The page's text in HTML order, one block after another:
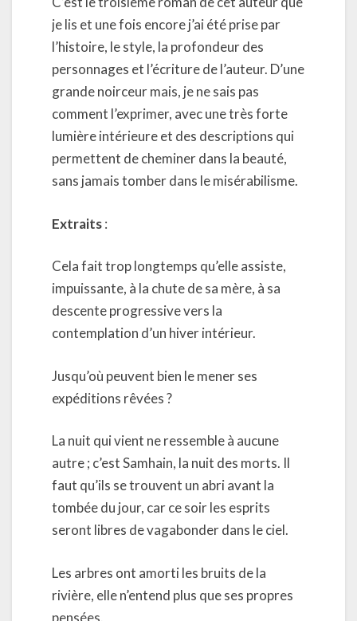
je lis et une fois encore j’ai été prise par
l’histoire, le style, la profondeur des
personnages et l’écriture de l’auteur. D’une
grande noirceur mais, je ne sais pas
comment l’exprimer, avec une très forte
lumière intérieure et des descriptions qui
permettent de cheminer dans la beauté,
sans jamais tomber dans le misérabilisme.
Extraits:
Cela fait trop longtemps qu’elle assiste,
impuissante, à la chute de sa mère, à sa
descente progressive vers la
contemplation d’un hiver intérieur.
Jusqu’où peuvent bien le mener ses
expéditions rêvées ?
La nuit qui vient ne ressemble à aucune
autre ; c’est Samhain, la nuit des morts. Il
faut qu’ils se trouvent un abri avant la
tombée du jour, car ce soir les esprits
seront libres de vagabonder dans le ciel.
Les arbres ont amorti les bruits de la
rivière, elle n’entend plus que ses propres
pensées.